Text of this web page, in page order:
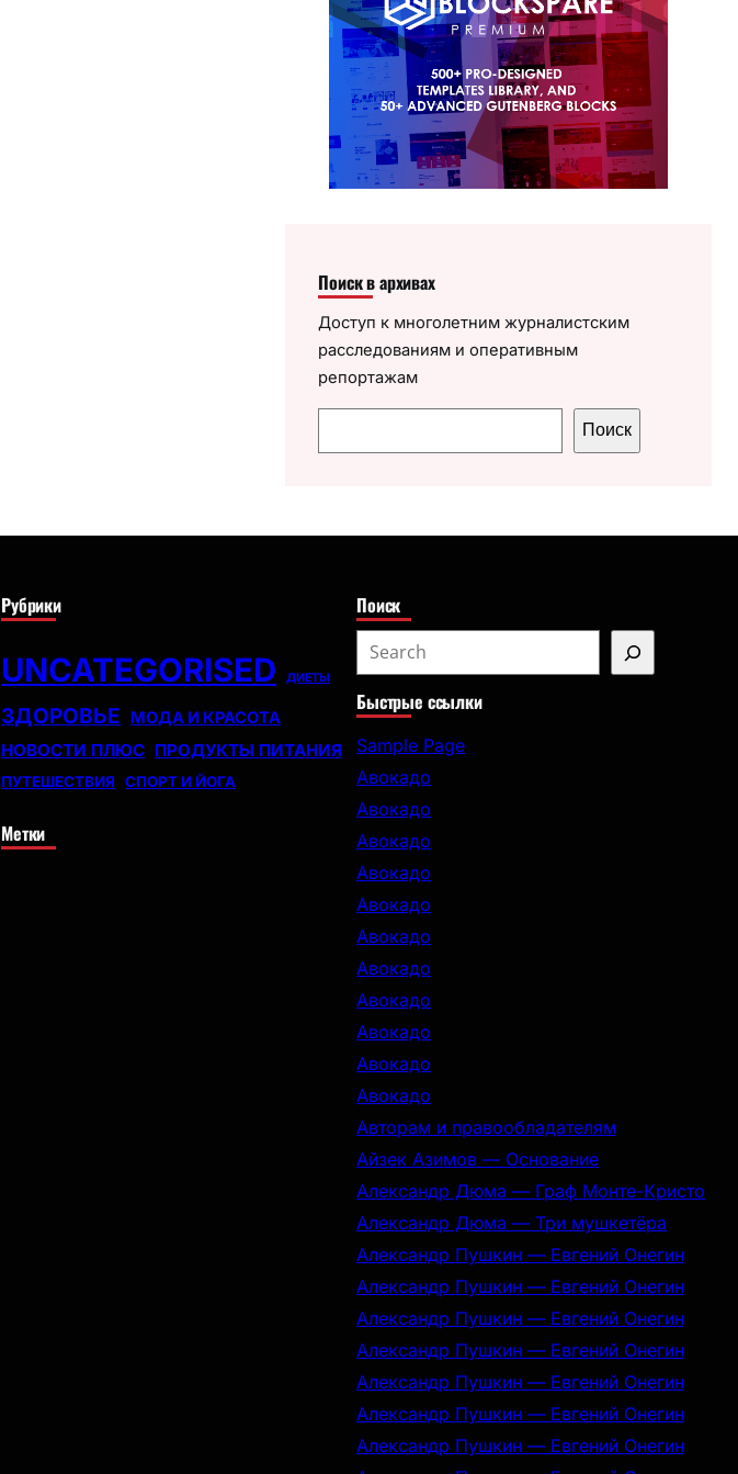
Поиск в архивах
Доступ к многолетним журналистским
расследованиям и оперативным
репортажам
о
Поиск
Рубрики
UNCATEGORISED ДИЕТЫ
ЗДОРОВЬЕ МОДА И КРАСОТА
НОВОСТИ ПЛЮС ПРОДУКТЫ ПИТАНИЯ
ПУТЕШЕСТВИЯ СПОРТ И ЙОГА
Метки
Поиск
e
a
r
c
h
Быстрые ссылки
Sample Page
Авокадо
Авокадо
Авокадо
Авокадо
Авокадо
Авокадо
Авокадо
Авокадо
Авокадо
Авокадо
Авокадо
Авторам и правообладателям
Айзек Азимов — Основание
Александр Дюма — Граф Монте-Кристо
Александр Дюма — Три мушкетёра
Александр Пушкин — Евгений Онегин
Александр Пушкин — Евгений Онегин
Александр Пушкин — Евгений Онегин
Александр Пушкин — Евгений Онегин
Александр Пушкин — Евгений Онегин
Александр Пушкин — Евгений Онегин
Александр Пушкин — Евгений Онегин